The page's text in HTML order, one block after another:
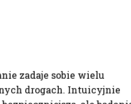
zadaje sobie wielu
drogach. Intuicyjnie